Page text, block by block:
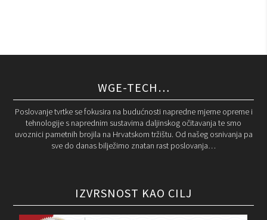
WGE-TECH…
Poslovanje tvrtke se fokusira na budućnosti napredne mjerne opreme i
tehnologije s naprednim sustavima daljinskog očitavanja te smo
uvoznici pametnih brojila na Hrvatskom tržištu. Od našeg osnivanja pa
sve do danas bilježimo znatan rast poslovanja…
IZVRSNOST KAO CILJ